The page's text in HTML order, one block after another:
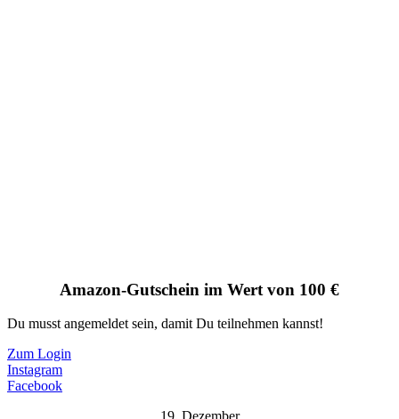
Amazon-Gutschein im Wert von 100 €
Du musst angemeldet sein, damit Du teilnehmen kannst!
Zum Login
Instagram
Facebook